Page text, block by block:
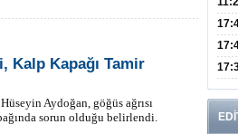
Kalp Kapağı Tamir
Aydoğan, göğüs ağrısı
sorun olduğu belirlendi.